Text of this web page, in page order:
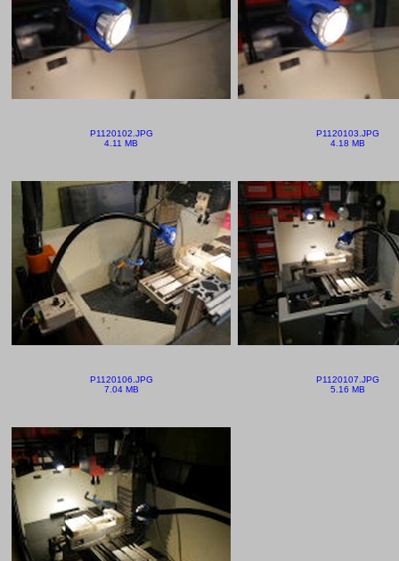
P1120102.JPG
4.11 MB
P1120103.JPG
4.18 MB
P1120106.JPG
7.04 MB
P1120107.JPG
5.16 MB